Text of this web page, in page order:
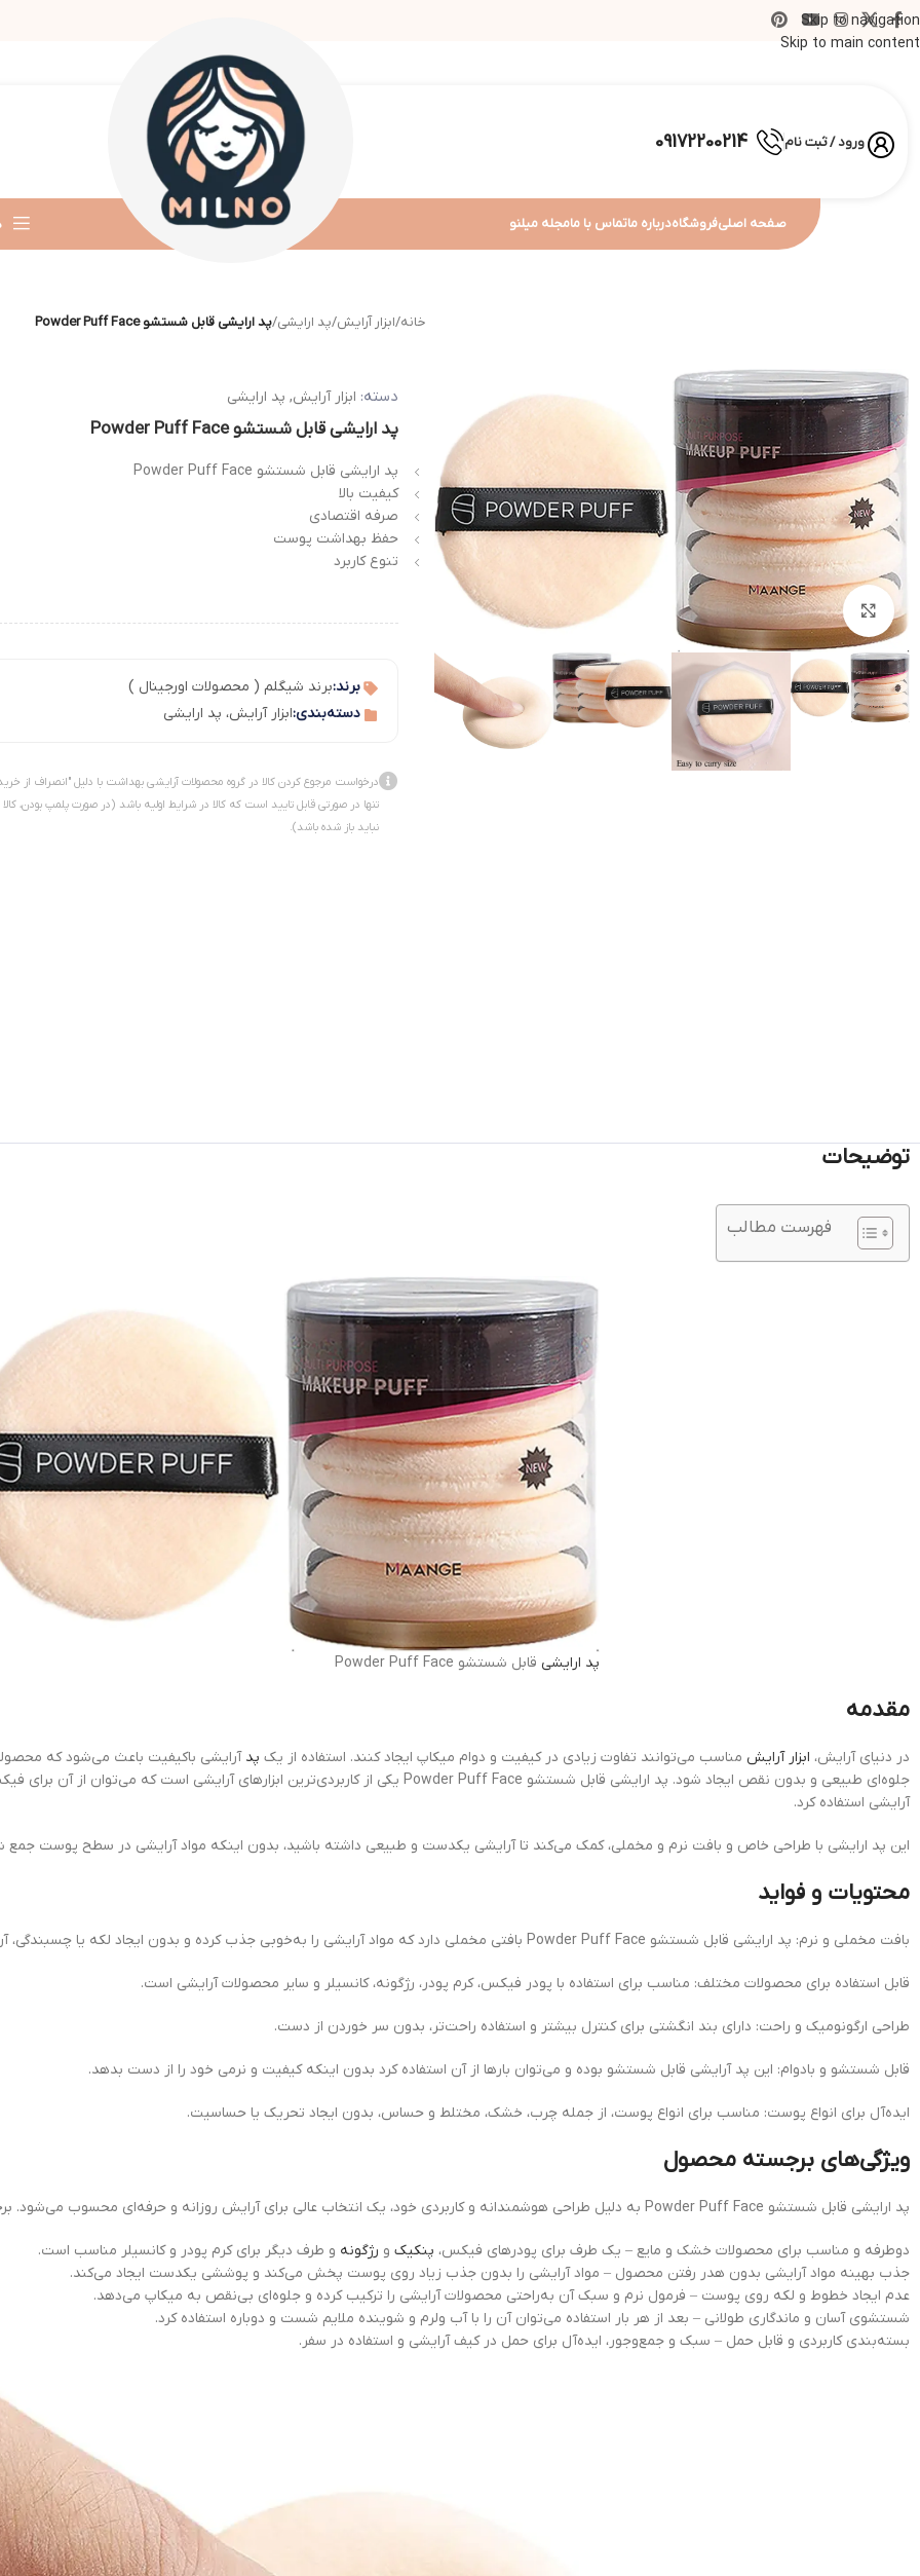
Skip to navigation
Skip to main content
ورود / ثبت نام 09172200214
صفحه اصلیفروشگاهدرباره ماتماس با مامجله میلنو
خانه/ابزار آرایش/پد ارایشی/پد ارایشی قابل شستشو Powder Puff Face
بزرگنمایی تصویر
دسته: ابزار آرایش, پد ارایشی
پد ارایشی قابل شستشو Powder Puff Face
پد ارایشی قابل شستشو Powder Puff Face
کیفیت بالا
صرفه اقتصادی
حفظ بهداشت پوست
تنوع کاربرد
برند:برند شیگلم ( محصولات اورجینال )
دسته‌بندی:ابزار آرایش، پد ارایشی
درخواست مرجوع کردن کالا در گروه محصولات آرایشی بهداشت با دلیل "انصراف از
تنها در صورتی قابل تایید است که کالا در شرایط اولیه باشد (در صورت پلمپ بودن، کالا
نباید باز شده باشد).
توضیحات
فهرست مطالب
پد ارایشی قابل شستشو Powder Puff Face
مقدمه
در دنیای آرایش، ابزار آرایش مناسب می‌توانند تفاوت زیادی در کیفیت و دوام میکاپ ایجاد کنند. استفاده از یک پد آرایشی باکیفیت باعث می‌شود که
جلوه‌ای طبیعی و بدون نقص ایجاد شود. پد ارایشی قابل شستشو Powder Puff Face یکی از کاربردی‌ترین ابزارهای آرایشی است که می‌توان از آن برای فیکس کردن پودر، اعمال
آرایشی استفاده کرد.
این پد ارایشی با طراحی خاص و بافت نرم و مخملی، کمک می‌کند تا آرایشی یکدست و طبیعی داشته باشید، بدون اینکه مواد آرایشی در سطح پوست جمع
محتویات و فواید
بافت مخملی و نرم: پد ارایشی قابل شستشو Powder Puff Face بافتی مخملی دارد که مواد آرایشی را به‌خوبی جذب کرده و بدون ایجاد لکه یا چسبندگی، آن‌ها را روی پوست پخش می‌کند.
قابل استفاده برای محصولات مختلف: مناسب برای استفاده با پودر فیکس، کرم پودر، رژگونه، کانسیلر و سایر محصولات آرایشی است.
طراحی ارگونومیک و راحت: دارای بند انگشتی برای کنترل بیشتر و استفاده راحت‌تر، بدون سر خوردن از دست.
قابل شستشو و بادوام: این پد آرایشی قابل شستشو بوده و می‌توان بارها از آن استفاده کرد بدون اینکه کیفیت و نرمی خود را از دست بدهد.
ایده‌آل برای انواع پوست: مناسب برای انواع پوست، از جمله چرب، خشک، مختلط و حساس، بدون ایجاد تحریک یا حساسیت.
ویژگی‌های برجسته محصول
پد ارایشی قابل شستشو Powder Puff Face به دلیل طراحی هوشمندانه و کاربردی خود، یک انتخاب عالی برای آرایش روزانه و حرفه‌ای محسوب می‌شود. برخی از ویژگی‌های برجسته آن شامل موارد زیر است:
دوطرفه و مناسب برای محصولات خشک و مایع – یک طرف برای پودرهای فیکس، پنکیک و رژگونه و طرف دیگر برای کرم پودر و کانسیلر مناسب است.
جذب بهینه مواد آرایشی بدون هدر رفتن محصول – مواد آرایشی را بدون جذب زیاد روی پوست پخش می‌کند و پوششی یکدست ایجاد می‌کند.
عدم ایجاد خطوط و لکه روی پوست – فرمول نرم و سبک آن به‌راحتی محصولات آرایشی را ترکیب کرده و جلوه‌ای بی‌نقص به میکاپ می‌دهد.
شستشوی آسان و ماندگاری طولانی – بعد از هر بار استفاده می‌توان آن را با آب ولرم و شوینده ملایم شست و دوباره استفاده کرد.
بسته‌بندی کاربردی و قابل حمل – سبک و جمع‌وجور، ایده‌آل برای حمل در کیف آرایشی و استفاده در سفر.